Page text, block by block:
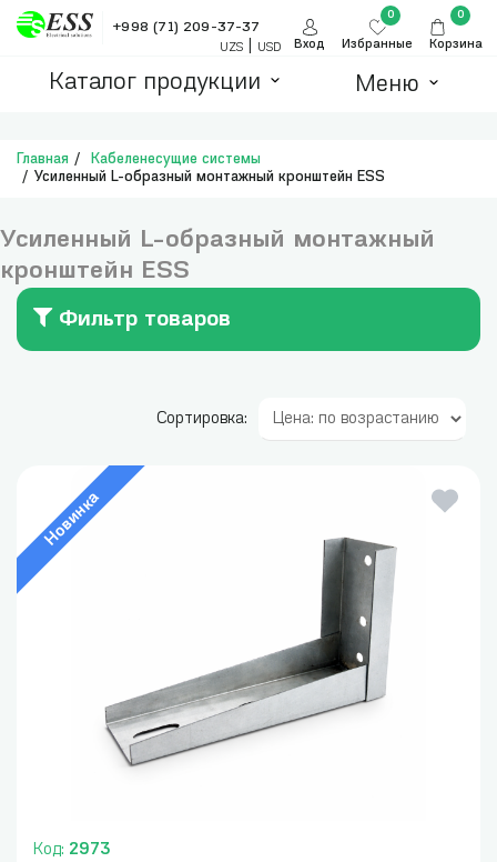
+998 (71) 209-37-37
UZS USD Вход Избранные
0
Корзина
0
Каталог продукции Меню
Главная
Кабеленесущие системы
Усиленный L-образный монтажный кронштейн ESS
Усиленный L-образный монтажный
кронштейн ESS
Фильтр товаров
Сортировка:
Новинка
Код: 2973